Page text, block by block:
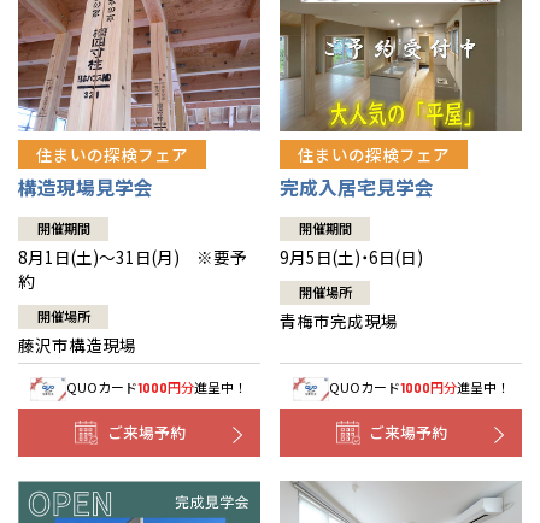
住まいの探検フェア
構造現場見学会
開催期間
8月1日(土)～31日(月) ※要予
約
開催場所
藤沢市構造現場
QUOカード1000円分進呈中！
ご来場予約
住まいの探検フェア
完成入居宅見学会
開催期間
9月5日(土)・6日(日)
開催場所
青梅市完成現場
QUOカード1000円分進呈中！
ご来場予約